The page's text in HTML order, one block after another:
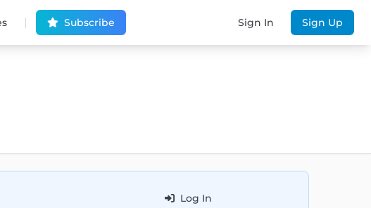
| Subscribe Sign In Sign Up
Log In